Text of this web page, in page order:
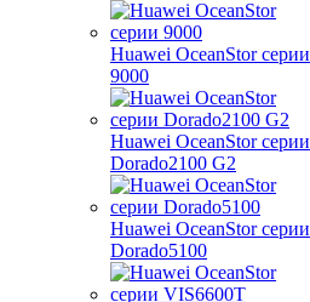
Huawei OceanStor серии
9000
Huawei OceanStor серии
Dorado2100 G2
Huawei OceanStor серии
Dorado5100